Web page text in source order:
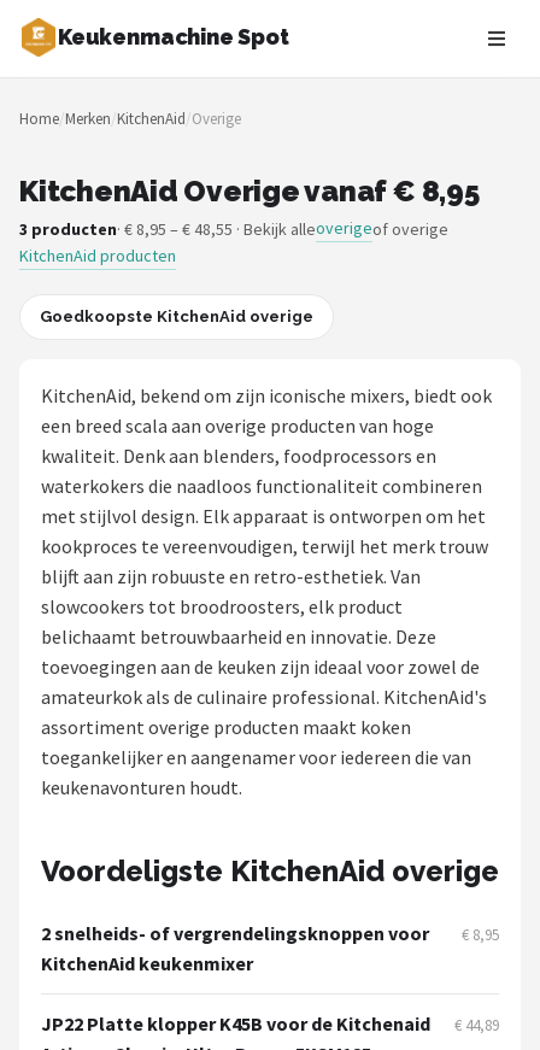
Keukenmachine Spot
Zoeken
NAVIGATIE
Merken
Blog
Restaurants
Keukenmachines
Staafmixers
Juicers
Shop
Kenwood
Moulinex
Braun
Bardi
Home/Merken/KitchenAid/Overige
KitchenAid Overige vanaf € 8,95
3 producten· € 8,95 – € 48,55 · Bekijk alleoverigeof overige
KitchenAid producten
Goedkoopste KitchenAid overige
KitchenAid, bekend om zijn iconische mixers, biedt ook
een breed scala aan overige producten van hoge
kwaliteit. Denk aan blenders, foodprocessors en
waterkokers die naadloos functionaliteit combineren
met stijlvol design. Elk apparaat is ontworpen om het
kookproces te vereenvoudigen, terwijl het merk trouw
blijft aan zijn robuuste en retro-esthetiek. Van
slowcookers tot broodroosters, elk product
belichaamt betrouwbaarheid en innovatie. Deze
toevoegingen aan de keuken zijn ideaal voor zowel de
amateurkok als de culinaire professional. KitchenAid's
assortiment overige producten maakt koken
toegankelijker en aangenamer voor iedereen die van
keukenavonturen houdt.
Voordeligste KitchenAid overige
2 snelheids- of vergrendelingsknoppen voor
KitchenAid keukenmixer
€ 8,95
JP22 Platte klopper K45B voor de Kitchenaid
€ 44,89